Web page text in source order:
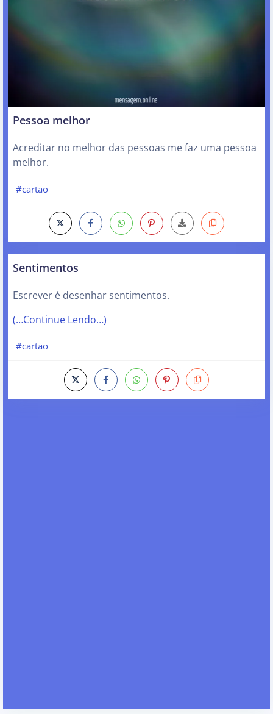
Pessoa melhor
Acreditar no melhor das pessoas me faz uma pessoa
melhor.
#cartao
Sentimentos
Escrever é desenhar sentimentos.
(…Continue Lendo…)
#cartao